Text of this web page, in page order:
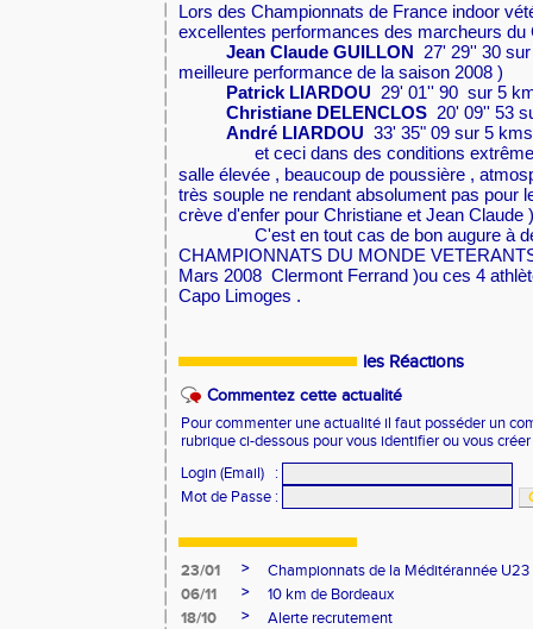
Lors des Championnats de France indoor
excellentes performances des marcheurs
Jean Claude GUILLON 27' 29'' 30
meilleure performance de la saison 2008 )
Patrick LIARDOU 29' 01'' 90 sur 5
Christiane DELENCLOS 20' 09'' 53
André LIARDOU 33' 35" 09 sur 5
et ceci dans des conditions
salle élevée , beaucoup de poussière ,
très souple ne rendant absolument pas pour
crève d'enfer pour Christiane et Jean Claude
C'est en tout cas de bon augure à
CHAMPIONNATS DU MONDE
Mars 2008 Clermont Ferrand )ou ces 4
Capo Limoges .
les Réactions
Commentez cette actualité
Pour commenter une actualité il faut posséder un
rubrique ci-dessous pour vous identifier ou vous
Login (Email)
:
Mot de Passe :
23/01 >
Championnats de la Méditérannée U23
06/11
>
10 km de Bordeaux
18/10
>
Alerte recrutement